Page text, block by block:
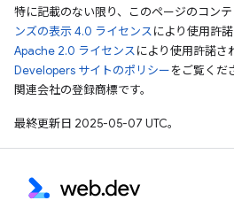
特に記載のない限り、このページのコン
ンズの表示 4.0 ライセンスにより使用許
Apache 2.0 ライセンスにより使用許諾さ
Developers サイトのポリシーをご覧くだ
関連会社の登録商標です。
最終更新日 2025-05-07 UTC。